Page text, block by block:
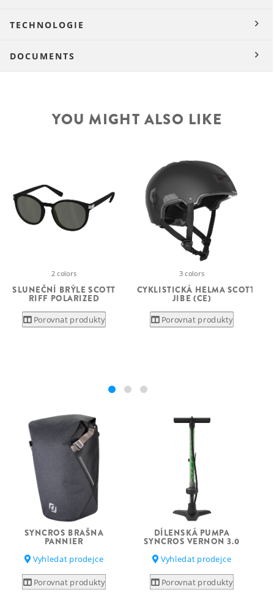
TECHNOLOGIE
DOCUMENTS
YOU MIGHT ALSO LIKE
2 colors
SLUNEČNÍ BRÝLE SCOTT
RIFF POLARIZED
Porovnat produkty
3 colors
CYKLISTICKÁ HELMA SCOTT
JIBE (CE)
Porovnat produkty
SYNCROS BRAŠNA
PANNIER
Vyhledat prodejce
Porovnat produkty
DÍLENSKÁ PUMPA
SYNCROS VERNON 3.0
Vyhledat prodejce
Porovnat produkty